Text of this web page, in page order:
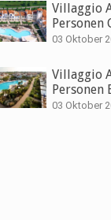
Villaggio
Personen
03 Oktober
Villaggio
Personen
03 Oktober